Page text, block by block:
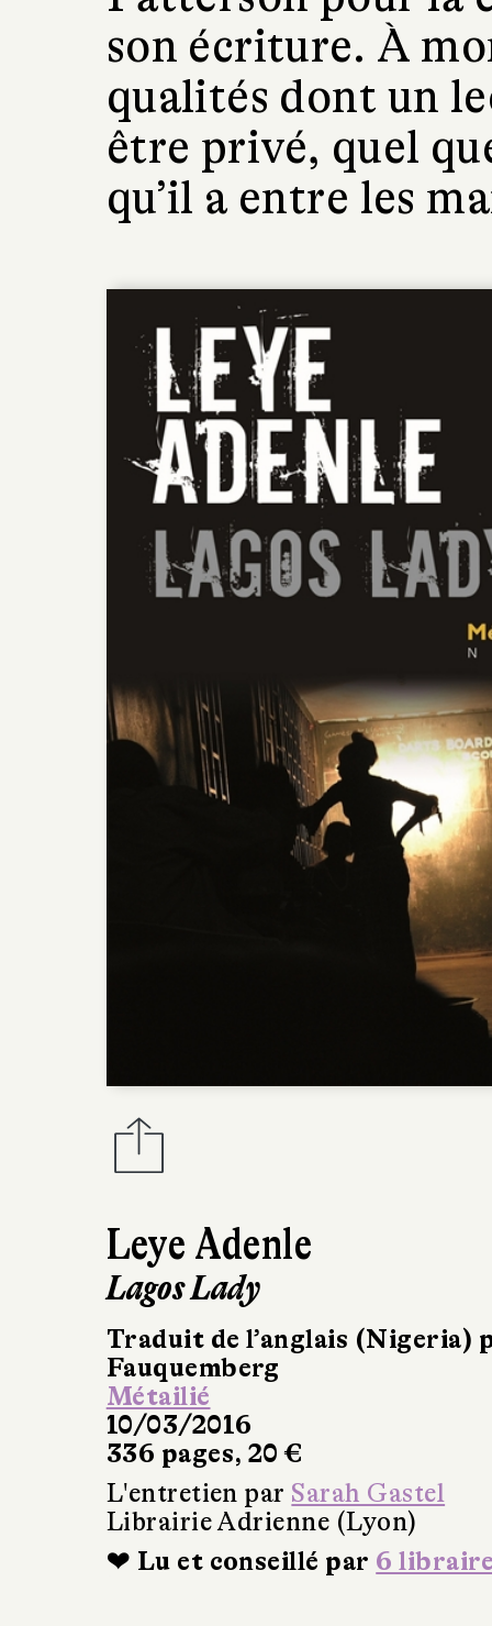
Leye Adenle
Lagos Lady
Traduit de l’anglais (Nigeria)
Fauquemberg
Métailié
10/03/2016
336 pages, 20 €
L'entretien par Sarah Gastel
Librairie Adrienne (Lyon)
❤ Lu et conseillé par 6
son écriture. À
qualités dont un
être privé, quel
qu’il a entre les